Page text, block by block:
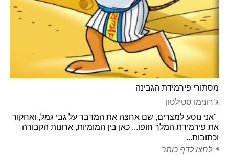
מסתורי פירמידת הגבינה
ג’רונימו סטילטון
"אני נוסע למצרים, שם אחצה את המדבר על גבי גמל, ואחקור
את פירמידת המלך חופו... כאן בין המומיות, ארונות הקבורה
וכתובות...
לחצו לדף כותר